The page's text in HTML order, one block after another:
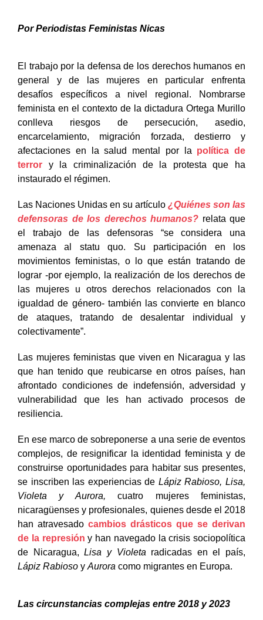
Por Periodistas Feministas Nicas
El trabajo por la defensa de los derechos humanos en
general y de las mujeres en particular enfrenta
desafíos específicos a nivel regional. Nombrarse
feminista en el contexto de la dictadura Ortega Murillo
conlleva riesgos de persecución, asedio,
encarcelamiento, migración forzada, destierro y
afectaciones en la salud mental por la política de
terror y la criminalización de la protesta que ha
instaurado el régimen.
Las Naciones Unidas en su artículo ¿Quiénes son las
defensoras de los derechos humanos? relata que
el trabajo de las defensoras “se considera una
amenaza al statu quo. Su participación en los
movimientos feministas, o lo que están tratando de
lograr -por ejemplo, la realización de los derechos de
las mujeres u otros derechos relacionados con la
igualdad de género- también las convierte en blanco
de ataques, tratando de desalentar individual y
colectivamente”.
Las mujeres feministas que viven en Nicaragua y las
que han tenido que reubicarse en otros países, han
afrontado condiciones de indefensión, adversidad y
vulnerabilidad que les han activado procesos de
resiliencia.
En ese marco de sobreponerse a una serie de eventos
complejos, de resignificar la identidad feminista y de
construirse oportunidades para habitar sus presentes,
se inscriben las experiencias de Lápiz Rabioso, Lisa,
Violeta y Aurora,
cuatro mujeres feministas,
nicaragüenses y profesionales, quienes desde el 2018
han atravesado cambios drásticos que se derivan
de la represión y han navegado la crisis sociopolítica
de Nicaragua, Lisa y Violeta radicadas en el país,
Lápiz Rabioso y Aurora como migrantes en Europa.
Las circunstancias complejas entre 2018 y 2023